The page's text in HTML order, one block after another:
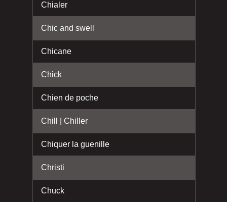
Chialer
Chic and swell
Chicane
Chick
Chien de poche
Chill | Chiller
Chiquer la guenille
Christi
Chuck